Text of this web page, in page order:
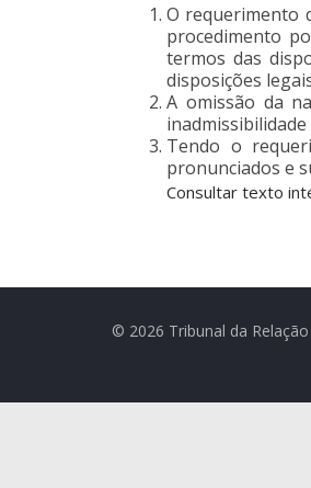
O requerimento
procedimento
termos das
disposições
A omissão da
Tendo o
pronunciados e
Consultar texto
© 2026 Tribunal da